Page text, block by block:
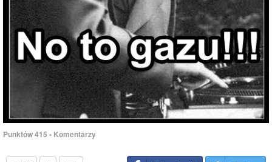
Punktów415 • Komentarzy